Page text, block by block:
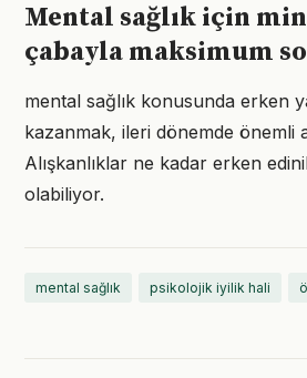
Mental sağlık için
çabayla maksimum
mental sağlık konusunda erken
kazanmak, ileri dönemde önemli
Alışkanlıklar ne kadar erken
olabiliyor.
mental sağlık psikolojik iyilik hali